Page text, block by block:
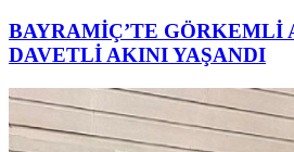
BAYRAMİÇ’TE
DAVETLİ AKINI YAŞANDI